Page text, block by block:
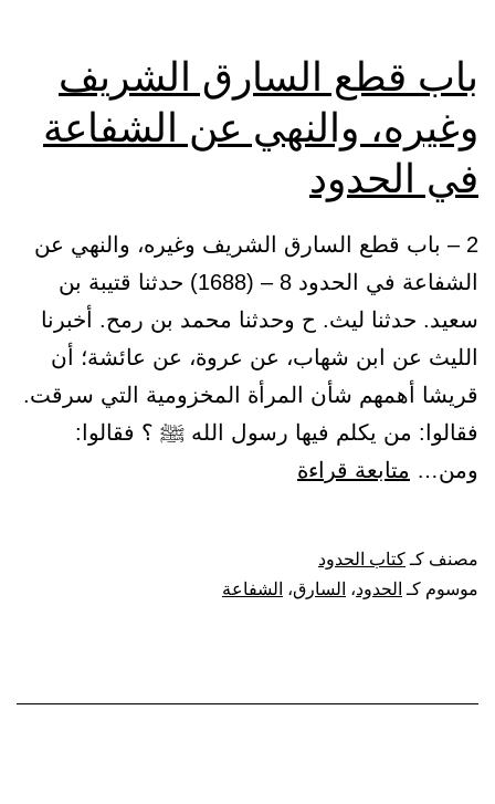
باب قطع السارق الشريف
وغيره، والنهي عن الشفاعة
في الحدود
2 – باب قطع السارق الشريف وغيره، والنهي عن
الشفاعة في الحدود 8 – (1688) حدثنا قتيبة بن
سعيد. حدثنا ليث. ح وحدثنا محمد بن رمح. أخبرنا
الليث عن ابن شهاب، عن عروة، عن عائشة؛ أن
قريشا أهمهم شأن المرأة المخزومية التي سرقت.
فقالوا: من يكلم فيها رسول الله ﷺ ؟ فقالوا:
ومن… متابعة قراءة
الشريف
مصنف كـكتاب الحدود
موسوم كـ الحدود، السارق، الشفاعة